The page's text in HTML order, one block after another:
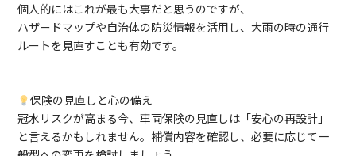
個人的にはこれが最も大事だと思うのですが、
ハザードマップや自治体の防災情報を活用し、大雨の時の通行
ルートを見直すことも有効です。
保険の見直しと心の備え
冠水リスクが高まる今、車両保険の見直しは「安心の再設計」
と言えるかもしれません。補償内容を確認し、必要に応じて一